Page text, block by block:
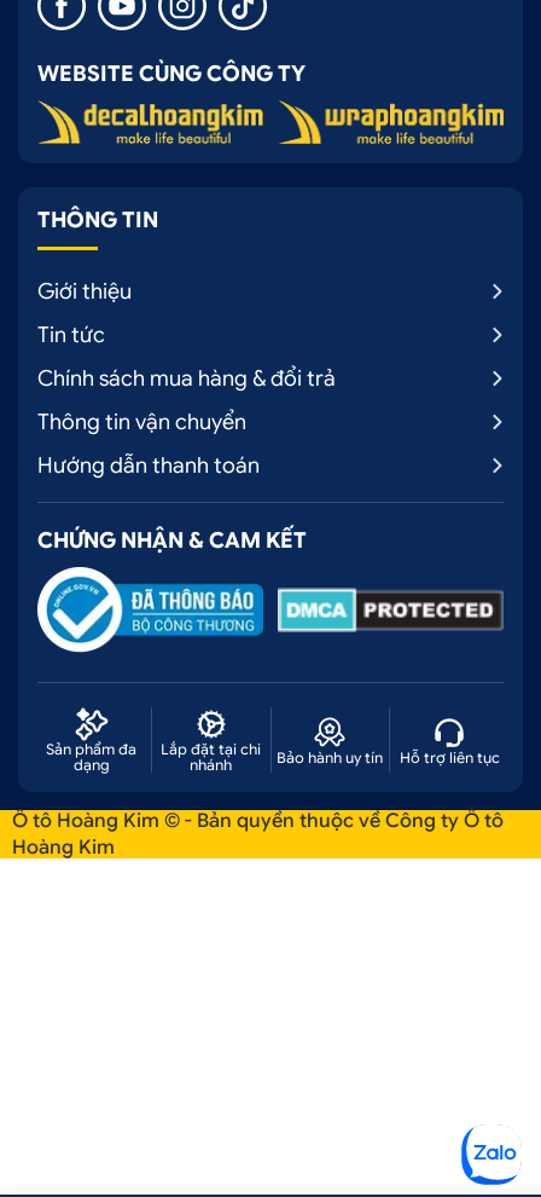
WEBSITE CÙNG CÔNG TY
THÔNG TIN
Giới thiệu
Tin tức
Chính sách mua hàng & đổi trả
Thông tin vận chuyển
Hướng dẫn thanh toán
CHỨNG NHẬN & CAM KẾT
Sản phẩm đa
dạng
Lắp đặt tại chi
nhánh
Bảo hành uy tín Hỗ trợ liên tục
Ô tô Hoàng Kim © - Bản quyền thuộc về Công ty Ô tô
Hoàng Kim